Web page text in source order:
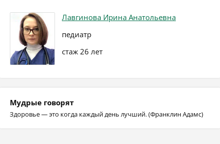
Лавгинова Ирина Анатольевна
педиатр
стаж 26 лет
Мудрые говорят
Здоровье — это когда каждый день лучший. (Франклин Адамс)